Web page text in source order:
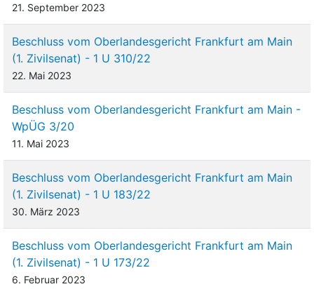
21. September 2023
Beschluss vom Oberlandesgericht Frankfurt am Main
(1. Zivilsenat) - 1 U 310/22
22. Mai 2023
Beschluss vom Oberlandesgericht Frankfurt am Main -
WpÜG 3/20
11. Mai 2023
Beschluss vom Oberlandesgericht Frankfurt am Main
(1. Zivilsenat) - 1 U 183/22
30. März 2023
Beschluss vom Oberlandesgericht Frankfurt am Main
(1. Zivilsenat) - 1 U 173/22
6. Februar 2023